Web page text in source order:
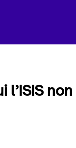
l’ISIS